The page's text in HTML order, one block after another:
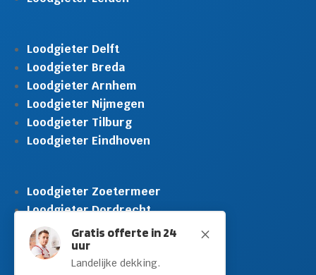
M
Gratis offerte in 24
uur
Landelijke dekking.
Loodgieter Delft
Loodgieter Breda
Loodgieter Arnhem
Loodgieter Nijmegen
Loodgieter Tilburg
Loodgieter Eindhoven
Loodgieter Zoetermeer
Loodgieter Dordrecht
Loodgieter Rijswijk
Loodgieter Schiedam
Loodgieter Leidschendam